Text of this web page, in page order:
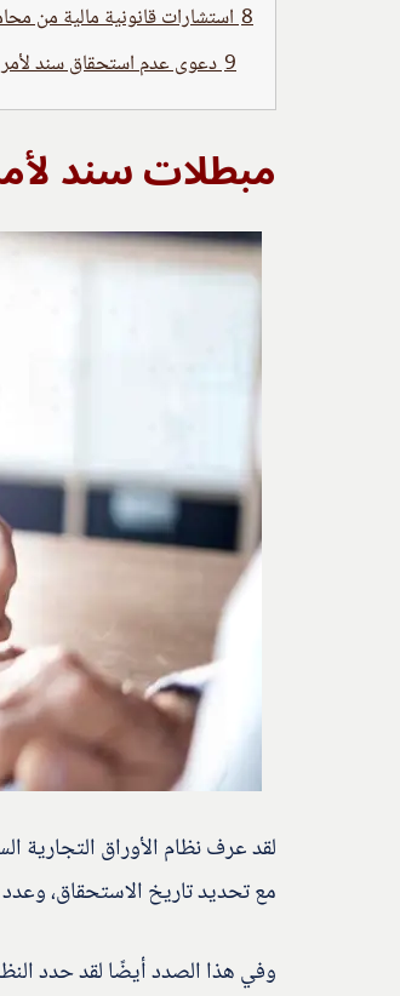
8 استشارات قانونية مالية من
9 دعوى عدم استحقاق سند لأمر
مبطلات سند
لقد عرف نظام الأوراق التجارية
مع تحديد تاريخ الاستحقاق،
وفي هذا الصدد أيضًا لقد حدد